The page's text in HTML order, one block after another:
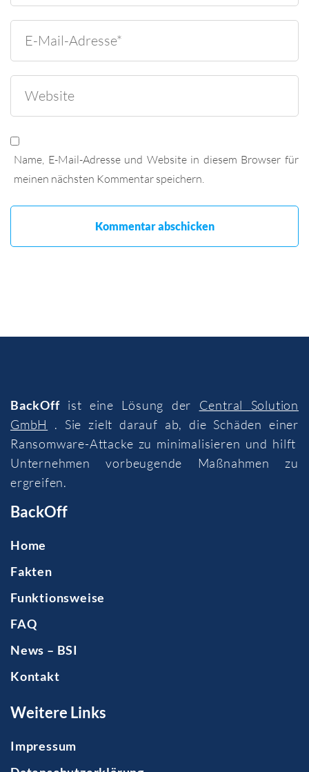
Name, E-Mail-Adresse und Website in diesem Browser für
meinen nächsten Kommentar speichern.
BackOffist eine Lösung der Central Solution
GmbH
. Sie zielt darauf ab, die Schäden einer
Ransomware-Attacke zu minimalisieren und hilft
Unternehmen vorbeugende Maßnahmen zu
ergreifen.
BackOff
Home
Fakten
Funktionsweise
FAQ
News – BSI
Kontakt
Weitere Links
Impressum